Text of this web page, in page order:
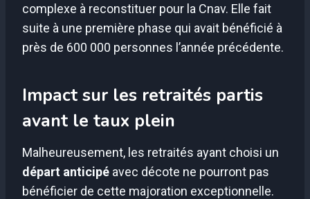
complexe à reconstituer pour la Cnav. Elle fait
suite à une première phase qui avait bénéficié à
près de 600 000 personnes l’année précédente.
Impact sur les retraités partis
avant le taux plein
Malheureusement, les retraités ayant choisi un
départ anticipé avec décote ne pourront pas
bénéficier de cette majoration exceptionnelle.